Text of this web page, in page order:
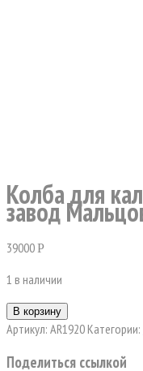
Колба для
завод
39000Р
1 в наличии
В корзину
Артикул: AR1920 Категории:
Поделиться ссылкой